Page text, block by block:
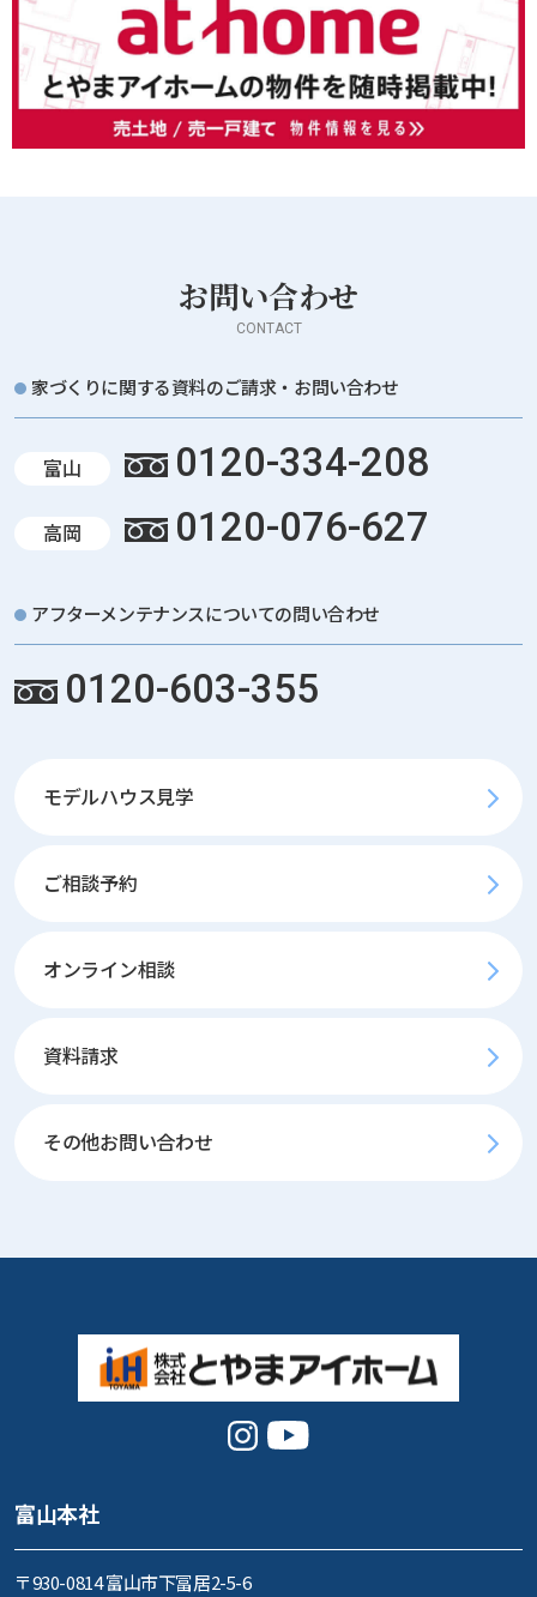
お問い合わせ
CONTACT
家づくりに関する資料のご請求・お問い合わせ
富山 0120-334-208
高岡 0120-076-627
アフターメンテナンスについての問い合わせ
0120-603-355
モデルハウス見学
ご相談予約
オンライン相談
資料請求
その他お問い合わせ
富山本社
〒930-0814 富山市下冨居2-5-6